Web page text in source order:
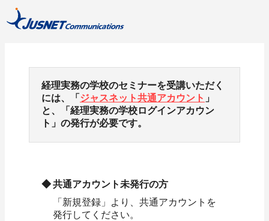
経理実務の学校のセミナーを受講いただく
には、「 ジャスネット共通アカウント 」
と、「経理実務の学校ログインアカウン
ト」の発行が必要です。
共通アカウント未発行の方
「新規登録」より、共通アカウントを
発行してください。